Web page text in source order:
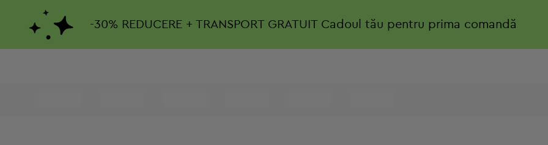
-30% REDUCERE + TRANSPORT GRATUITCadoul tău pentru prima comandă